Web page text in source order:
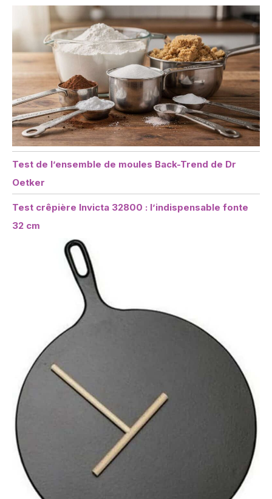
Test de l’ensemble de moules Back-Trend de Dr
Oetker
Test crêpière Invicta 32800 : l’indispensable fonte
32 cm